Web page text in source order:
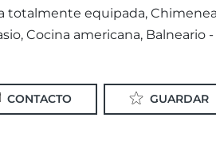
totalmente equipada,
Cocina americana, Balneario
CONTACTO GUARDAR